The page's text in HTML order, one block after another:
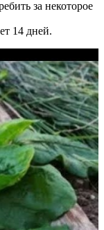
за некоторое
14 дней.